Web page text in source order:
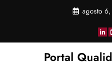
agosto
Portal